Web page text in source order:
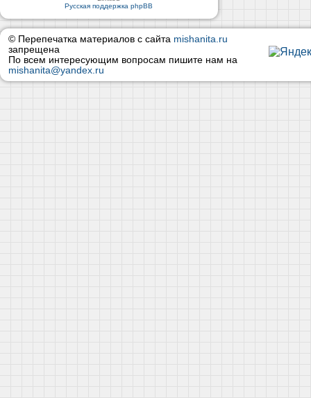
Русская поддержка phpBB
© Перепечатка материалов с сайта mishanita.ru
запрещена
По всем интересующим вопросам пишите нам на
mishanita@yandex.ru